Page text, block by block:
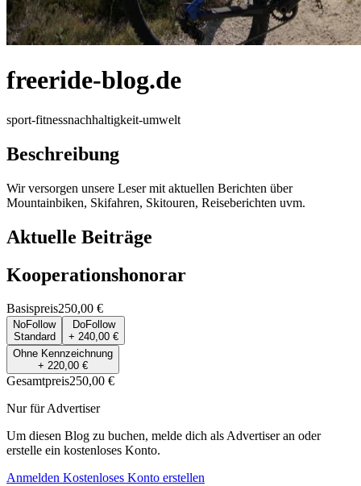
freeride-blog.de
sport-fitnessnachhaltigkeit-umwelt
Beschreibung
Wir versorgen unsere Leser mit aktuellen Berichten über
Mountainbiken, Skifahren, Skitouren, Reiseberichten uvm.
Aktuelle Beiträge
Kooperationshonorar
Basispreis250,00 €
NoFollow
Standard
DoFollow
+ 240,00 €
Ohne Kennzeichnung
+ 220,00 €
Gesamtpreis250,00 €
Nur für Advertiser
Um diesen Blog zu buchen, melde dich als Advertiser an oder
erstelle ein kostenloses Konto.
Anmelden Kostenloses Konto erstellen